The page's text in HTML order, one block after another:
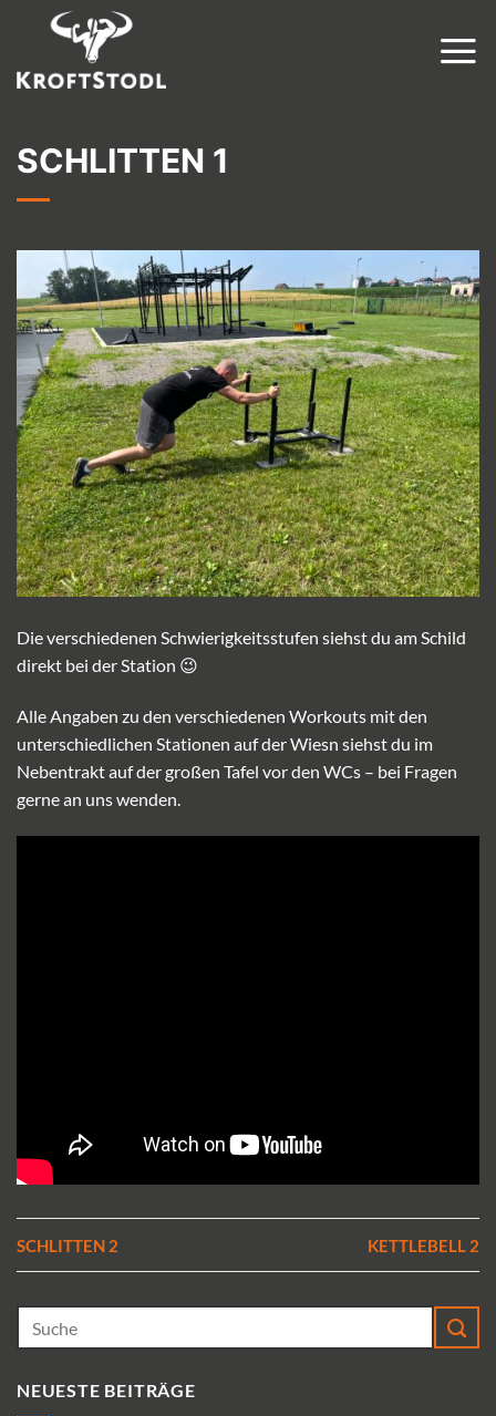
springen
SCHLITTEN 1
Die verschiedenen Schwierigkeitsstufen siehst du am Schild
direkt bei der Station 😉
Alle Angaben zu den verschiedenen Workouts mit den
unterschiedlichen Stationen auf der Wiesn siehst du im
Nebentrakt auf der großen Tafel vor den WCs – bei Fragen
gerne an uns wenden.
SCHLITTEN 2 KETTLEBELL 2
NEUESTE BEITRÄGE